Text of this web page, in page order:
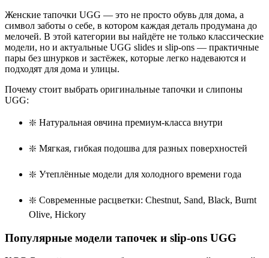
Женские тапочки UGG — это не просто обувь для дома, а
символ заботы о себе, в котором каждая деталь продумана до
мелочей. В этой категории вы найдёте не только классические
модели, но и актуальные UGG slides и slip-ons — практичные
пары без шнурков и застёжек, которые легко надеваются и
подходят для дома и улицы.
Почему стоит выбрать оригинальные тапочки и слипоны
UGG:
❇️ Натуральная овчина премиум-класса внутри
❇️ Мягкая, гибкая подошва для разных поверхностей
❇️ Утеплённые модели для холодного времени года
❇️ Современные расцветки: Chestnut, Sand, Black, Burnt
Olive, Hickory
Популярные модели тапочек и slip-ons UGG